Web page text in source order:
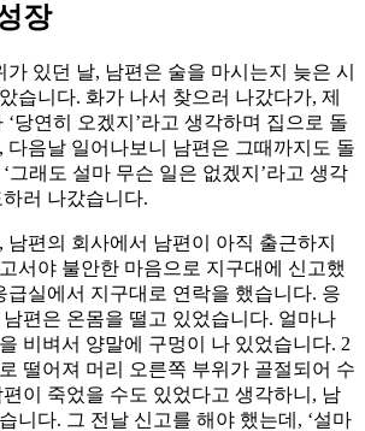
장
가 있던 날, 남편은 술을 마시는지 늦은 시
습니다. 화가 나서 찾으러 나갔다가, 제
당연히 오겠지’라고 생각하며 집으로 돌
다음날 일어나보니 남편은 그때까지도 돌
그래도 설마 무슨 일은 없겠지’라고 생각
러 나갔습니다.
남편의 회사에서 남편이 아직 출근하지
서야 불안한 마음으로 지구대에 신고했
급실에서 지구대로 연락을 했습니다. 응
편은 온몸을 떨고 있었습니다. 얼마나
비벼서 양말에 구멍이 나 있었습니다. 2
떨어져 머리 오른쪽 부위가 골절되어 수
이 죽었을 수도 있었다고 생각하니, 남
니다. 그 전날 신고를 해야 했는데, ‘설마